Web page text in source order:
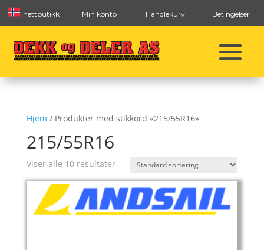
nettbutikk Min konto Handlekurv Betingelser
Hjem / Produkter med stikkord «215/55R16»
215/55R16
Viser alle 10 resultater